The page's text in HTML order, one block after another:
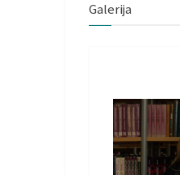
Galerija